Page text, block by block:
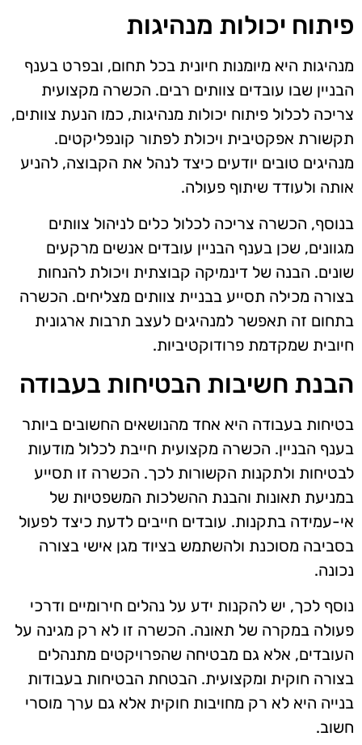
פיתוח יכולות מנהיגות
מנהיגות היא מיומנות חיונית בכל תחום, ובפרט בענף
הבניין שבו עובדים צוותים רבים. הכשרה מקצועית
צריכה לכלול פיתוח יכולות מנהיגות, כמו הנעת צוותים,
תקשורת אפקטיבית ויכולת לפתור קונפליקטים.
מנהיגים טובים יודעים כיצד לנהל את הקבוצה, להניע
אותה ולעודד שיתוף פעולה.
בנוסף, הכשרה צריכה לכלול כלים לניהול צוותים
מגוונים, שכן בענף הבניין עובדים אנשים מרקעים
שונים. הבנה של דינמיקה קבוצתית ויכולת להנחות
בצורה מכילה תסייע בבניית צוותים מצליחים. הכשרה
בתחום זה תאפשר למנהיגים לעצב תרבות ארגונית
חיובית שמקדמת פרודוקטיביות.
הבנת חשיבות הבטיחות בעבודה
בטיחות בעבודה היא אחד מהנושאים החשובים ביותר
בענף הבניין. הכשרה מקצועית חייבת לכלול מודעות
לבטיחות ולתקנות הקשורות לכך. הכשרה זו תסייע
במניעת תאונות והבנת ההשלכות המשפטיות של
אי-עמידה בתקנות. עובדים חייבים לדעת כיצד לפעול
בסביבה מסוכנת ולהשתמש בציוד מגן אישי בצורה
נכונה.
נוסף לכך, יש להקנות ידע על נהלים חירומיים ודרכי
פעולה במקרה של תאונה. הכשרה זו לא רק מגינה על
העובדים, אלא גם מבטיחה שהפרויקטים מתנהלים
בצורה חוקית ומקצועית. הבטחת הבטיחות בעבודות
בנייה היא לא רק מחויבות חוקית אלא גם ערך מוסרי
חשוב.